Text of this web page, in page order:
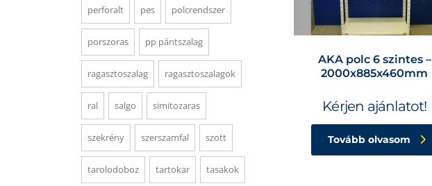
AKA polc 6 szintes –
2000x885x460mm
Kérjen ajánlatot!
Tovább olvasom
perforalt pes polcrendszer
porszoras pp pántszalag
ragasztoszalag ragasztoszalagok
ral salgo simitozaras
szekrény szerszamfal szott
tarolodoboz tartokar tasakok